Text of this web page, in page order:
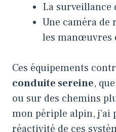
La surveillance
Une caméra de
les manœuvres
Ces équipements
conduite sereine,
ou sur des chemins
mon périple alpin, j’ai
réactivité de ces